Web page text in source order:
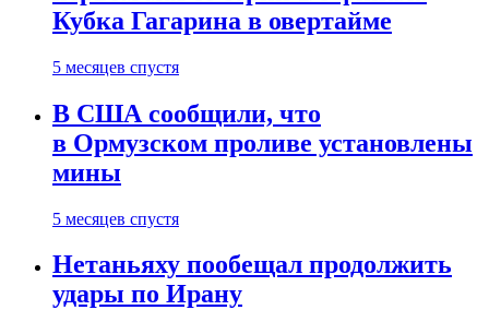
Кубка Гагарина в овертайме
5 месяцев спустя
В США сообщили, что
в Ормузском проливе установлены
мины
5 месяцев спустя
Нетаньяху пообещал продолжить
удары по Ирану